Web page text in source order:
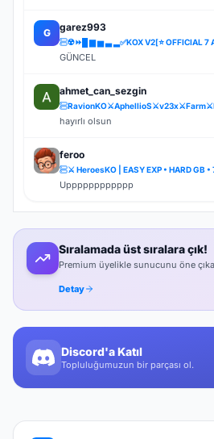
G garez993
GÜNCEL
ahmet_can_sezgin
hayırlı olsun
feroo
⚔️ HeroesKO | EASY EXP • HARD GB •
Upppppppppppp
Sıralamada üst sıralara çık!
Premium üyelikle sunucunu öne
Detay
Discord'a Katıl
Topluluğumuzun bir parçası ol.